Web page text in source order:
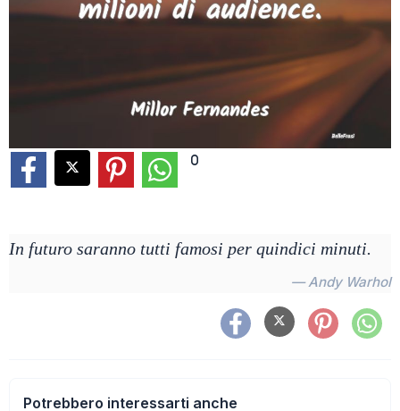
0
In futuro saranno tutti famosi per quindici minuti.
— Andy Warhol
Potrebbero interessarti anche